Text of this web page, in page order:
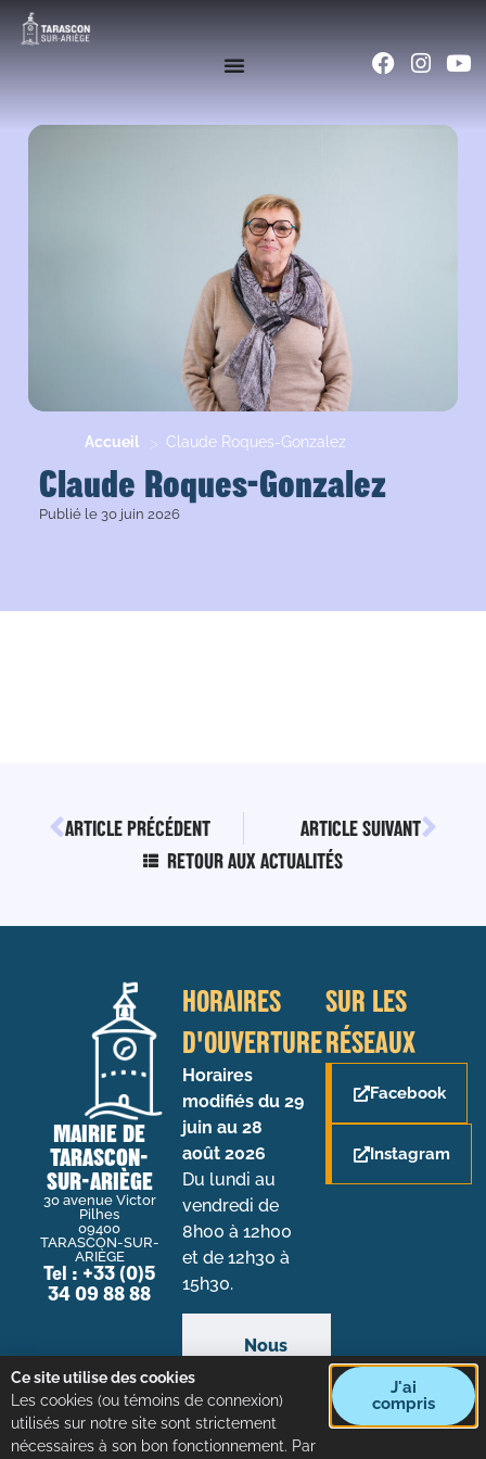
Accueil > Claude Roques-Gonzalez
Claude Roques-Gonzalez
Publié le 30 juin 2026
ARTICLE PRÉCÉDENT
ARTICLE SUIVANT
RETOUR AUX ACTUALITÉS
MAIRIE DE
TARASCON-
SUR-ARIÈGE
30 avenue Victor
Pilhes
09400
TARASCON-SUR-
ARIÈGE
Tel : +33 (0)5
34 09 88 88
HORAIRES
D'OUVERTURE
Horaires
modifiés du 29
juin au 28
août 2026
Du lundi au
vendredi de
8h00 à 12h00
et de 12h30 à
15h30.
Nous
contacter
SUR LES
RÉSEAUX
Facebook
Instagram
Ce site utilise des cookies
Les cookies (ou témoins de connexion)
utilisés sur notre site sont strictement
nécessaires à son bon fonctionnement. Par
J'ai
compris